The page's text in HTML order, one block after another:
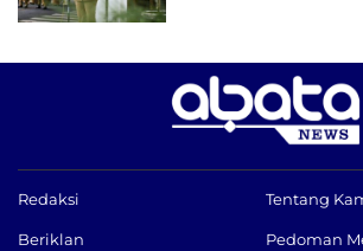
Redaksi Tentang
Beriklan Pedoman